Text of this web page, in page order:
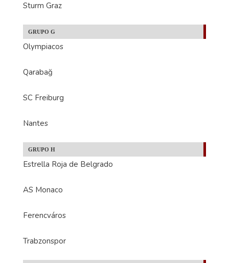
Sturm Graz
GRUPO G
Olympiacos
Qarabağ
SC Freiburg
Nantes
GRUPO H
Estrella Roja de Belgrado
AS Monaco
Ferencváros
Trabzonspor